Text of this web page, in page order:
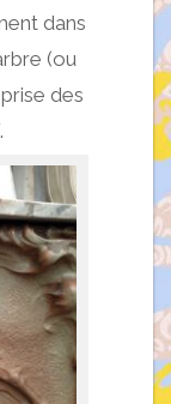
dans
(ou
des